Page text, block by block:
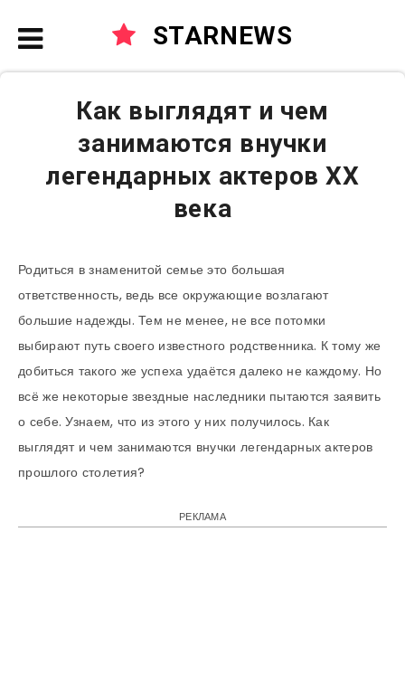
STARNEWS
Как выглядят и чем
занимаются внучки
легендарных актеров ХХ
века
Родиться в знаменитой семье это большая
ответственность, ведь все окружающие возлагают
большие надежды. Тем не менее, не все потомки
выбирают путь своего известного родственника. К тому же
добиться такого же успеха удаётся далеко не каждому. Но
всё же некоторые звездные наследники пытаются заявить
о себе. Узнаем, что из этого у них получилось. Как
выглядят и чем занимаются внучки легендарных актеров
прошлого столетия?
РЕКЛАМА